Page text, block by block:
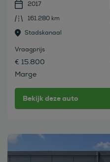
2017
161.280 km
Stadskanaal
Vraagprijs
€ 15.800
Marge
Bekijk deze auto